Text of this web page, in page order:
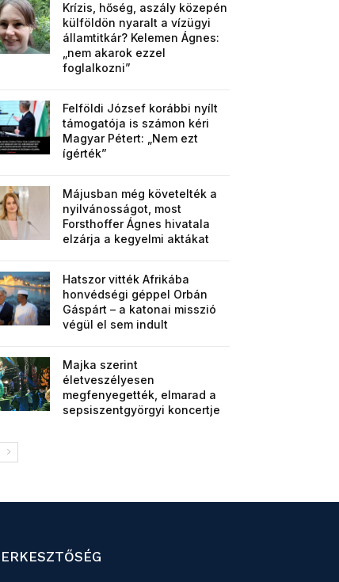
Krízis, hőség, aszály közepén
külföldön nyaralt a vízügyi
államtitkár? Kelemen Ágnes:
„nem akarok ezzel
foglalkozni”
Felföldi József korábbi nyílt
támogatója is számon kéri
Magyar Pétert: „Nem ezt
ígérték”
Májusban még követelték a
nyilvánosságot, most
Forsthoffer Ágnes hivatala
elzárja a kegyelmi aktákat
Hatszor vitték Afrikába
honvédségi géppel Orbán
Gáspárt – a katonai misszió
végül el sem indult
Majka szerint
életveszélyesen
megfenyegették, elmarad a
sepsiszentgyörgyi koncertje